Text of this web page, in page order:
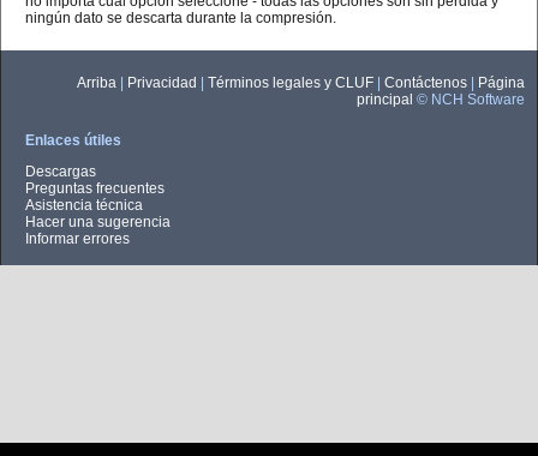
ningún dato se descarta durante la compresión.
Arriba Privacidad Términos legales y CLUF Contáctenos
Página
principal © NCH Software
Enlaces útiles
Descargas
Preguntas frecuentes
Asistencia técnica
Hacer una sugerencia
Informar errores